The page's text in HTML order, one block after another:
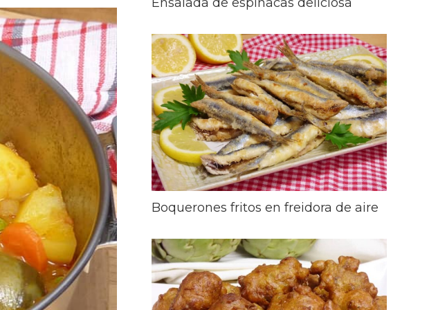
Boquerones fritos en freidora de aire